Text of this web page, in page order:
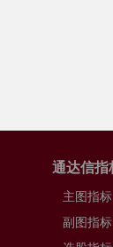
通达信指
主图指标
副图指标